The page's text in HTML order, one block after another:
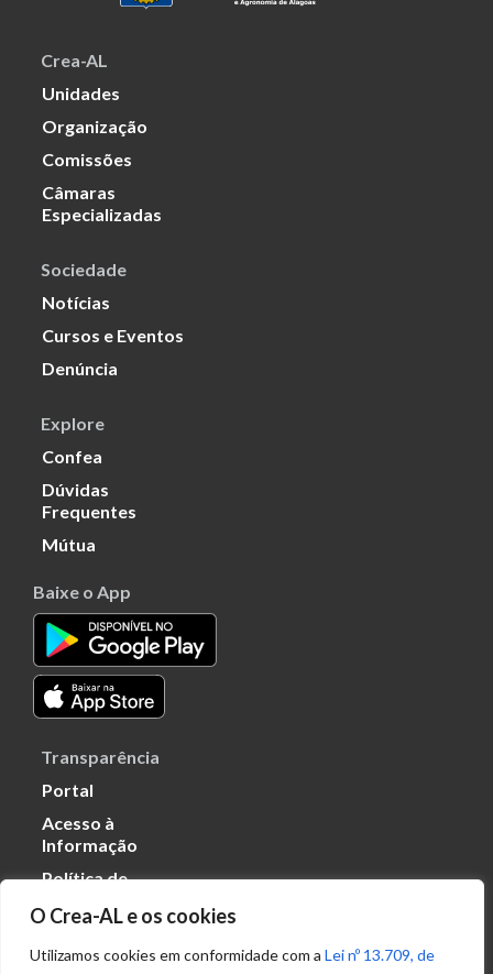
O Crea-AL e os cookies
Utilizamos cookies em conformidade com a Lei nº 13.709, de
Crea-AL
Unidades
Organização
Comissões
Câmaras
Especializadas
Sociedade
Notícias
Cursos e Eventos
Denúncia
Explore
Confea
Dúvidas
Frequentes
Mútua
Baixe o App
Transparência
Portal
Acesso à
Informação
Política de
Dados